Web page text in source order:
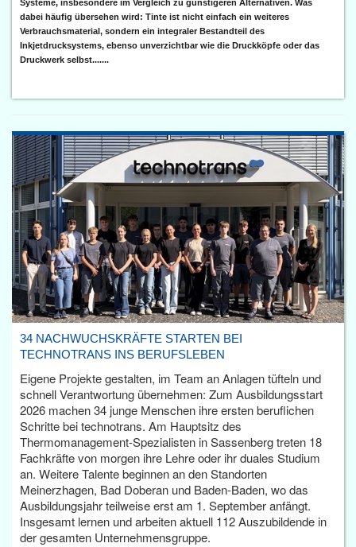
Systeme, insbesondere im Vergleich zu günstigeren Alternativen. Was
dabei häufig übersehen wird: Tinte ist nicht einfach ein weiteres
Verbrauchsmaterial, sondern ein integraler Bestandteil des
Inkjetdrucksystems, ebenso unverzichtbar wie die Druckköpfe oder das
Druckwerk selbst.......
34 NACHWUCHSKRÄFTE STARTEN BEI
TECHNOTRANS INS BERUFSLEBEN
Eigene Projekte gestalten, im Team an Anlagen tüfteln und
schnell Verantwortung übernehmen: Zum Ausbildungsstart
2026 machen 34 junge Menschen ihre ersten beruflichen
Schritte bei technotrans. Am Hauptsitz des
Thermomanagement-Spezialisten in Sassenberg treten 18
Fachkräfte von morgen ihre Lehre oder ihr duales Studium
an. Weitere Talente beginnen an den Standorten
Meinerzhagen, Bad Doberan und Baden-Baden, wo das
Ausbildungsjahr teilweise erst am 1. September anfängt.
Insgesamt lernen und arbeiten aktuell 112 Auszubildende in
der gesamten Unternehmensgruppe.